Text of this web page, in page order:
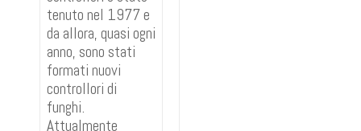
tenuto nel 1977 e
da allora, quasi ogni
anno, sono stati
formati nuovi
controllori di
funghi.
Attualmente